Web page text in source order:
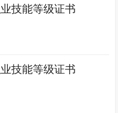
技能等级证书
技能等级证书